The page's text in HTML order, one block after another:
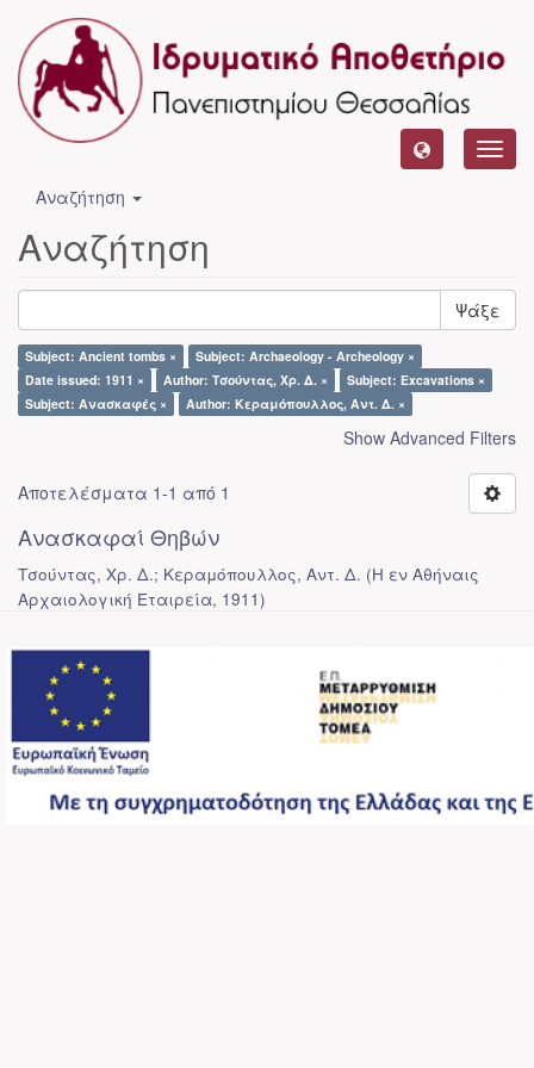
Αναζήτηση
Αναζήτηση
Ψάξε
Subject: Ancient tombs ×
Subject: Archaeology - Archeology ×
Date issued: 1911 ×
Author: Τσούντας, Χρ. Δ. ×
Subject: Excavations ×
Subject: Ανασκαφές ×
Author: Κεραμόπουλλος, Αντ. Δ. ×
Show Advanced Filters
Αποτελέσματα 1-1 από 1
Ανασκαφαί Θηβών
Τσούντας, Χρ. Δ.; Κεραμόπουλλος, Αντ. Δ. (Η εν Αθήναις
Αρχαιολογική Εταιρεία, 1911)